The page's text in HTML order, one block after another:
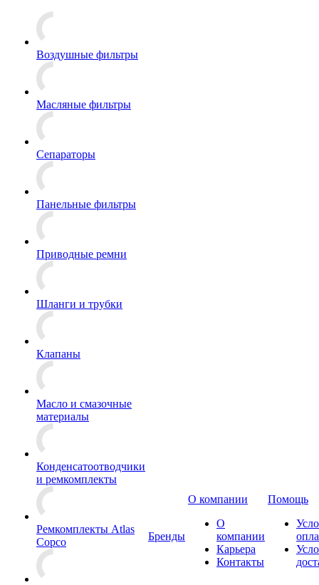
Воздушные фильтры
Масляные фильтры
Сепараторы
Панельные фильтры
Приводные ремни
Шланги и трубки
Клапаны
Масло и смазочные
материалы
Конденсатоотводчики
и ремкомплекты
Ремкомплекты Atlas
Copco
Бренды
О компании
О
компании
Карьера
Контакты
Помощь